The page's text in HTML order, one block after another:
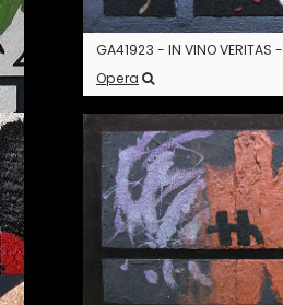
GA41923 - IN VINO VERITAS -
Opera